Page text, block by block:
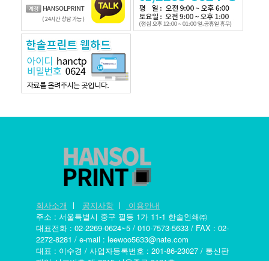
회사소개 ㅣ 공지사항 ㅣ
이용안내
주소 : 서울특별시 중구 필동 1가 11-1 한솔인쇄㈜
대표전화 : 02-2269-0624~5 / 010-7573-5633 / FAX : 02-
2272-8281 / e-mail : leewoo5633@nate.com
대표 : 이수경 / 사업자등록번호 : 201-86-23027 / 통신판